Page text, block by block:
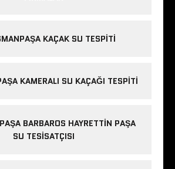
KAÇAK SU TESPITI
KAMERALI SU KAÇAĞI TESPITI
BARBAROS HAYRETTIN PAŞA
SU TESISATÇISI